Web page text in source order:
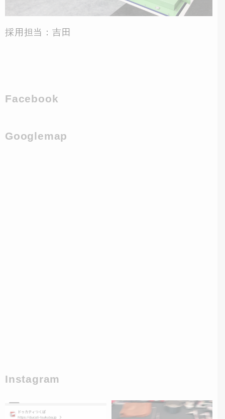
採用担当：吉田
Facebook
Googlemap
Instagram